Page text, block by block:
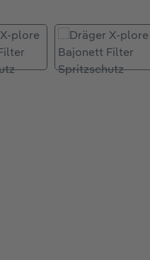
Bildergalerie überspringen